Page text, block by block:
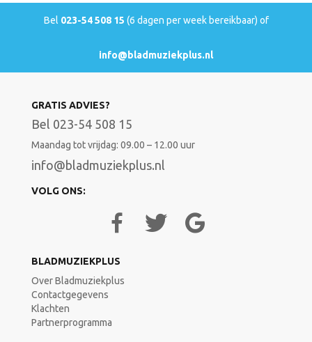
Bel 023-54 508 15 (6 dagen per week bereikbaar) of
info@bladmuziekplus.nl
GRATIS ADVIES?
Bel 023-54 508 15
Maandag tot vrijdag: 09.00 – 12.00 uur
info@bladmuziekplus.nl
VOLG ONS:
BLADMUZIEKPLUS
Over Bladmuziekplus
Contactgegevens
Klachten
Partnerprogramma